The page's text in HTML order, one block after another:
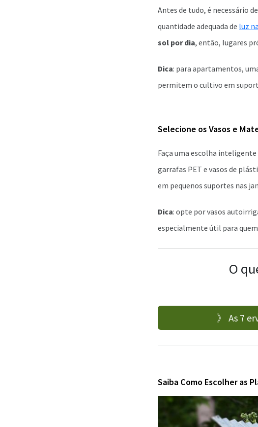
Antes de tudo, é necessário
quantidade adequada de luz
sol por dia, então, lugares
Dica: para apartamentos,
permitem o cultivo em
Selecione os Vasos e
Faça uma escolha inteligente
garrafas PET e vasos de
em pequenos suportes nas
Dica: opte por vasos
especialmente útil para
O
》 As 7
Saiba Como Escolher as